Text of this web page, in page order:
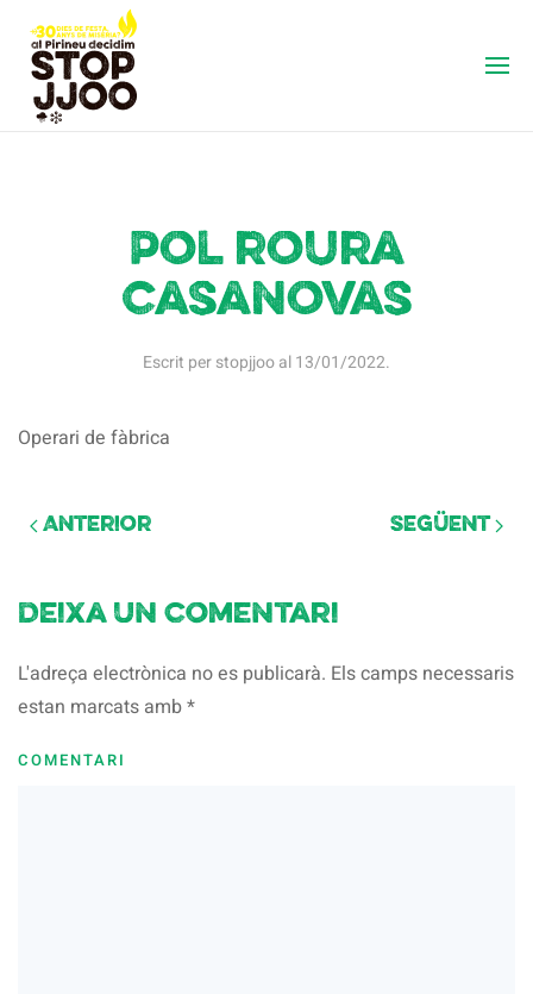
Pol roura
casanovas
Escrit perstopjjooal13/01/2022.
Operari de fàbrica
Anterior Següent
Deixa un comentari
L'adreça electrònica no es publicarà. Els camps necessaris
estan marcats amb*
COMENTARI